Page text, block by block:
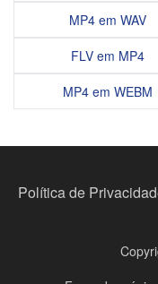
MP4 em WAV
FLV em MP4
MP4 em WEBM
Política de